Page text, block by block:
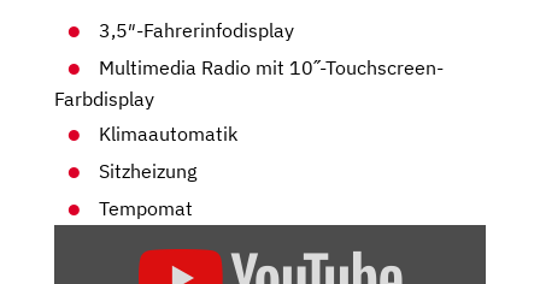
3,5″-Fahrerinfodisplay
Multimedia Radio mit 10˝-Touchscreen-
Farbdisplay
Klimaautomatik
Sitzheizung
Tempomat